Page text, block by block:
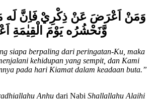
وَمَنْ اَعْرَضَ عَنْ ذِكْرِيْ فَاِنَّ لَه
وَّنَحْشُرُه يَوْمَ الْقِيٰمَةِ
siapa berpaling dari peringatan-Ku, maka
kehidupan yang sempit, dan Kami
pada hari Kiamat dalam keadaan buta.”